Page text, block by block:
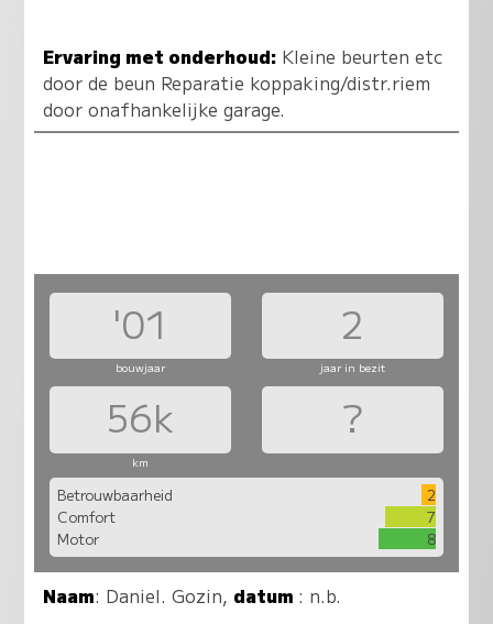
Ervaring met onderhoud: Kleine beurten etc
door de beun Reparatie koppaking/distr.riem
door onafhankelijke garage.
'01 2
bouwjaar jaar in bezit
56k ?
km
Betrouwbaarheid
2
Comfort
7
Motor
8
Naam: Daniel. Gozin, datum : n.b.